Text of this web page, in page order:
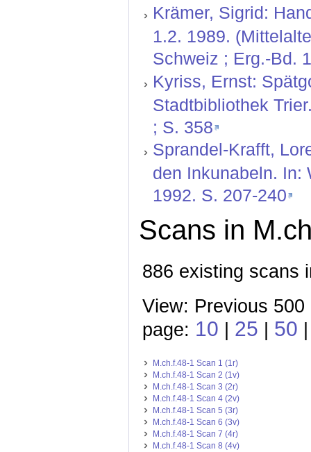
Krämer, Sigrid:
1.2. 1989.
Schweiz ; Erg.-Bd.
Kyriss, Ernst:
Stadtbibliothek
; S. 358
Sprandel-Krafft,
den Inkunabeln. In:
1992. S. 207-240
Scans in
886 existing scans
View: Previous
page: 10 25 50
M.ch.f.48-1 Scan 1 (1r)
M.ch.f.48-1 Scan 2 (1v)
M.ch.f.48-1 Scan 3 (2r)
M.ch.f.48-1 Scan 4 (2v)
M.ch.f.48-1 Scan 5 (3r)
M.ch.f.48-1 Scan 6 (3v)
M.ch.f.48-1 Scan 7 (4r)
M.ch.f.48-1 Scan 8 (4v)